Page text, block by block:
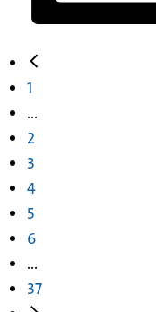
1
...
2
3
4
5
6
...
37